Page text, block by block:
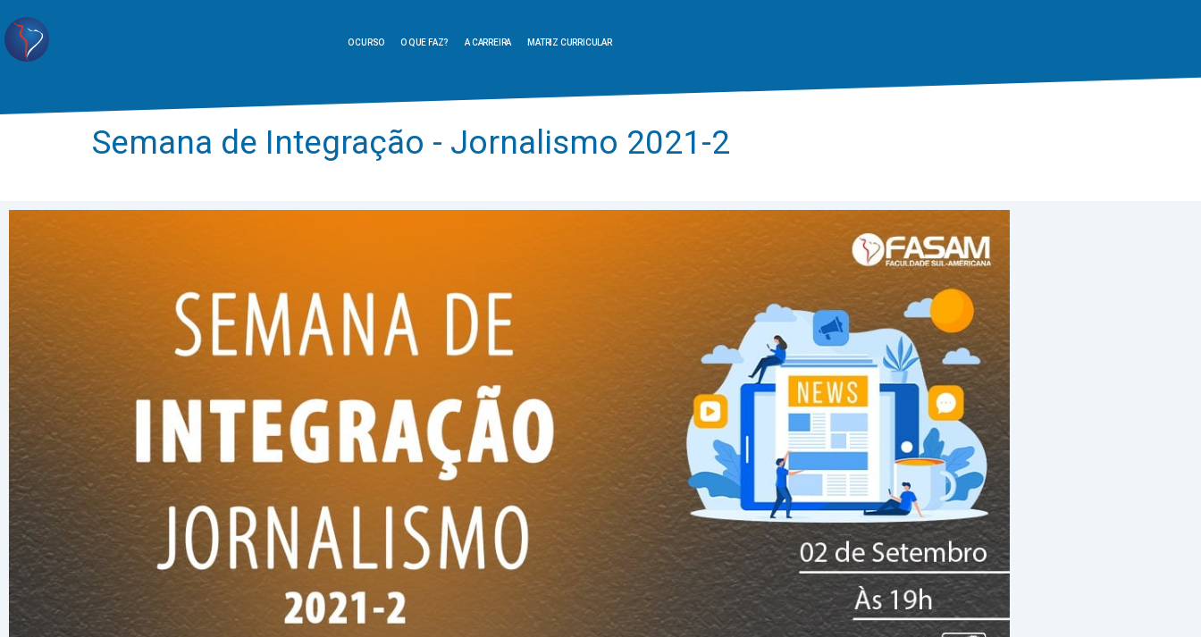
O CURSO O QUE FAZ? A CARREIRA MATRIZ CURRICULAR
Semana de Integração - Jornalismo 2021-2